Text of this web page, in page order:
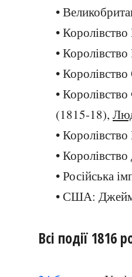
•
•
•
• Королівство
•
(1815-18),
•
•
• Російська
• США:
Всі події 1816